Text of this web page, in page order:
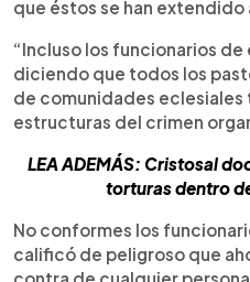
que éstos se han extendido
“Incluso los funcionarios
diciendo que todos los
de comunidades eclesiales
estructuras del crimen
LEA ADEMÁS: Cristosal
torturas dentro
No conformes los
calificó de peligroso que